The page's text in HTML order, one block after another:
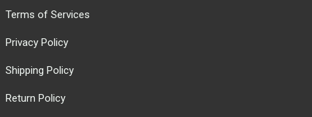
Terms of Services
Privacy Policy
Shipping Policy
Return Policy